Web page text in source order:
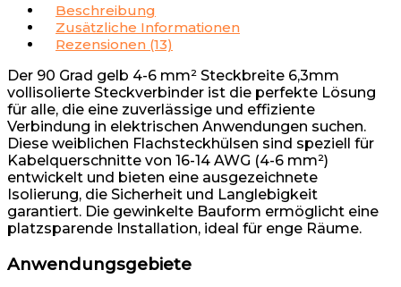
Beschreibung
Zusätzliche Informationen
Rezensionen (13)
Der 90 Grad gelb 4-6 mm² Steckbreite 6,3mm
vollisolierte Steckverbinder ist die perfekte Lösung
für alle, die eine zuverlässige und effiziente
Verbindung in elektrischen Anwendungen suchen.
Diese weiblichen Flachsteckhülsen sind speziell für
Kabelquerschnitte von 16-14 AWG (4-6 mm²)
entwickelt und bieten eine ausgezeichnete
Isolierung, die Sicherheit und Langlebigkeit
garantiert. Die gewinkelte Bauform ermöglicht eine
platzsparende Installation, ideal für enge Räume.
Anwendungsgebiete